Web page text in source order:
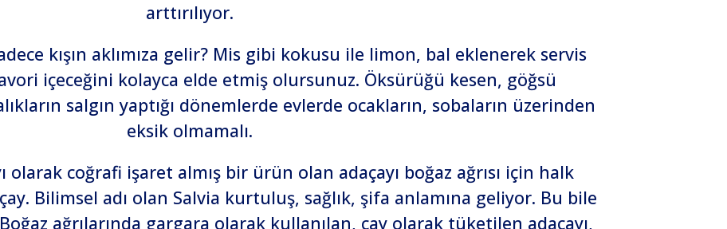
arttırılıyor.
kışın aklımıza gelir? Mis gibi kokusu ile limon, bal eklenerek servis
içeceğini kolayca elde etmiş olursunuz. Öksürüğü kesen, göğsü
salgın yaptığı dönemlerde evlerde ocakların, sobaların üzerinden
eksik olmamalı.
olarak coğrafi işaret almış bir ürün olan adaçayı boğaz ağrısı için halk
Bilimsel adı olan Salvia kurtuluş, sağlık, şifa anlamına geliyor. Bu bile
ağrılarında gargara olarak kullanılan, çay olarak tüketilen adaçayı,